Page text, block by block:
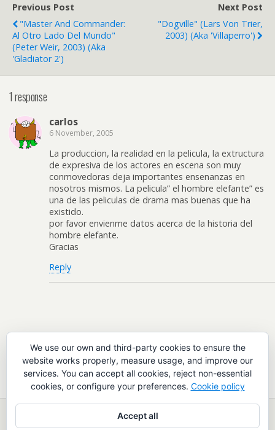
Previous Post
"Master And Commander:
Al Otro Lado Del Mundo"
(Peter Weir, 2003) (aka
'Gladiator 2')
Next Post
"Dogville" (Lars Von Trier,
2003) (aka 'Villaperro')
1 response
carlos
6 November, 2005
La produccion, la realidad en la pelicula, la extructura
de expresiva de los actores en escena son muy
conmovedoras deja importantes ensenanzas en
nosotros mismos. La pelicula” el hombre elefante” es
una de las peliculas de drama mas buenas que ha
existido.
por favor envienme datos acerca de la historia del
hombre elefante.
Gracias
Reply
Leave a Reply
You must be logged into post a comment.
We use our own and third-party cookies to ensure the
website works properly, measure usage, and improve our
services. You can accept all cookies, reject non-essential
cookies, or configure your preferences. Cookie policy
Accept all